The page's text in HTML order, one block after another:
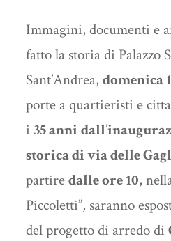
Immagini, documenti e
fatto la storia di Palazzo
Sant’Andrea, domenica
porte a quartieristi e
i 35 anni
storica di via delle
partiredalle ore 10,
Piccoletti”, saranno
del progetto di arredo di